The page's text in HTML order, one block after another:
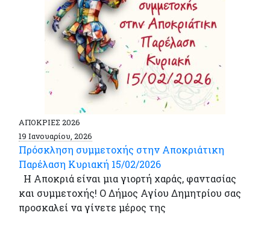
ΑΠΟΚΡΙΕΣ 2026
19 Ιανουαρίου, 2026
Πρόσκληση συμμετοχής στην Αποκριάτικη
Παρέλαση Κυριακή 15/02/2026
Η Αποκριά είναι μια γιορτή χαράς, φαντασίας
και συμμετοχής! Ο Δήμος Αγίου Δημητρίου σας
προσκαλεί να γίνετε μέρος της